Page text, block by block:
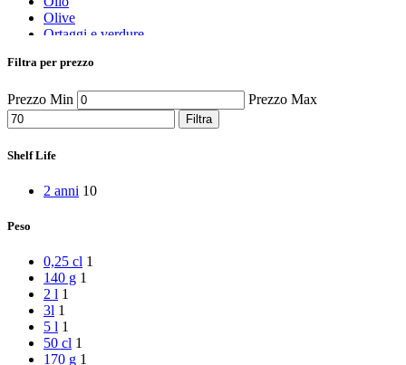
Olive
Ortaggi e verdure
Peperoncino
Prodotti da forno
Rafano
Semi
Sott’oli e conserve
Sughi pronti e passate
Vari
Filtra per prezzo
Prezzo Min Prezzo Max
Filtra
Shelf Life
2 anni 10
Peso
0,25 cl 1
140 g 1
2 l 1
3l 1
5 l 1
50 cl 1
170 g 1